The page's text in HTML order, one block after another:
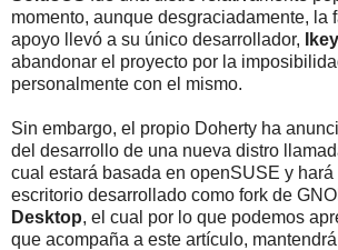
momento, aunque desgraciadamente, la
apoyo llevó a su único desarrollador,
abandonar el proyecto por la
personalmente con el mismo.
Sin embargo, el propio Doherty ha
del desarrollo de una nueva distro
cual estará basada en openSUSE y
escritorio desarrollado como fork de
Desktop, el cual por lo que podemos
que acompaña a este artículo,